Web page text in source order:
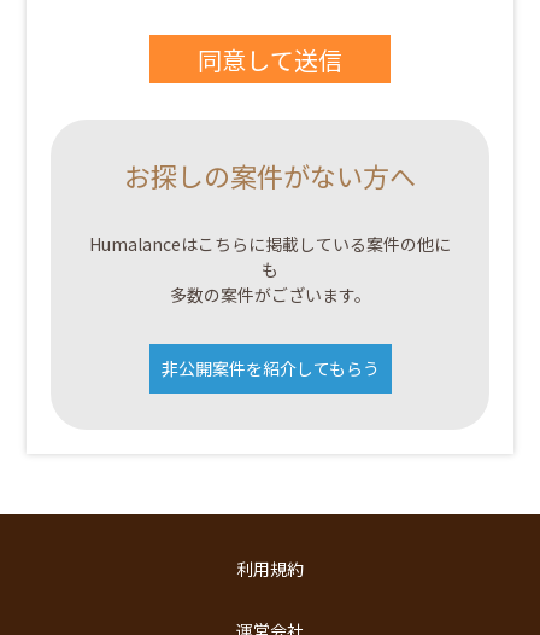
お探しの案件がない方へ
Humalanceはこちらに掲載している案件の他に
も
多数の案件がございます。
非公開案件を紹介してもらう
利用規約
運営会社